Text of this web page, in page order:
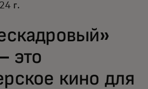
г.
это
кино для